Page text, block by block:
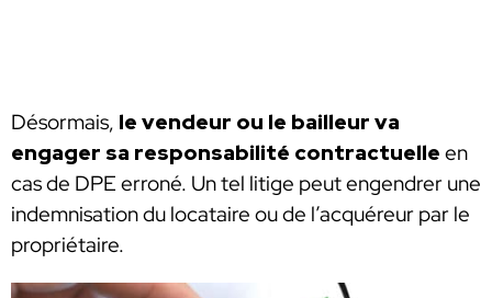
Désormais, le vendeur ou le bailleur va
engager sa responsabilité contractuelle en
cas de DPE erroné. Un tel litige peut engendrer une
indemnisation du locataire ou de l’acquéreur par le
propriétaire.